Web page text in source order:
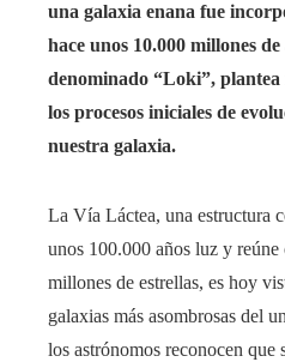
una galaxia enana fue
hace unos 10.000 millones
denominado “Loki”, plantea
los procesos iniciales de
nuestra galaxia.
La Vía Láctea, una estructura
unos 100.000 años luz y reúne
millones de estrellas, es hoy
galaxias más asombrosas del
los astrónomos reconocen que